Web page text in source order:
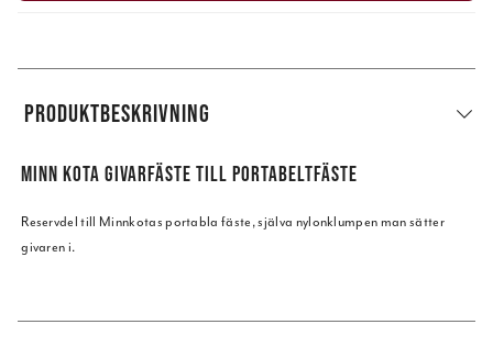
PRODUKTBESKRIVNING
MINN KOTA GIVARFÄSTE TILL PORTABELTFÄSTE
Reservdel till Minnkotas portabla fäste, själva nylonklumpen man sätter
givaren i.